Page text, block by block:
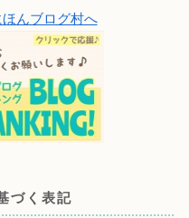
づく表記